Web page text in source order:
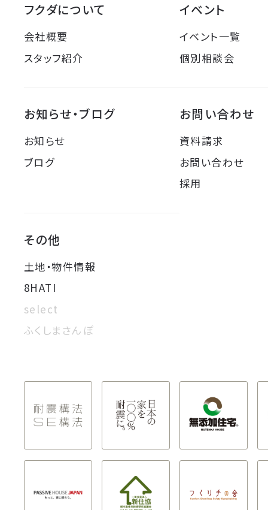
フクダについて
会社概要
スタッフ紹介
イベント
イベント一覧
個別相談会
お知らせ・ブログ
お知らせ
ブログ
お問い合わせ
資料請求
お問い合わせ
採用
その他
土地・物件情報
8HATI
select
ふくしまさんぽ